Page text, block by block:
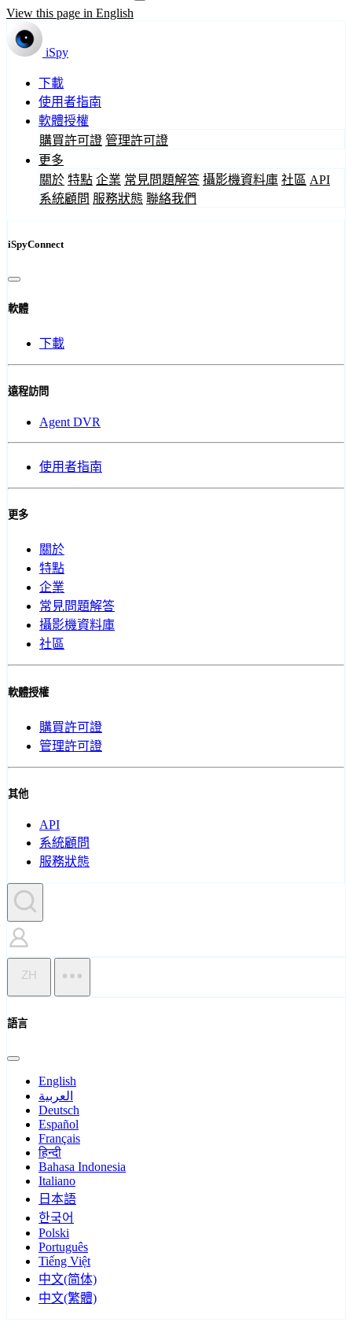
View this page in English
iSpy
下載
使用者指南
軟體授權
購買許可證 管理許可證
更多
關於 特點 企業 常見問題解答 攝影機資料庫 社區 API
系統顧問 服務狀態 聯絡我們
iSpyConnect
軟體
下載
遠程訪問
Agent DVR
使用者指南
更多
關於
特點
企業
常見問題解答
攝影機資料庫
社區
軟體授權
購買許可證
管理許可證
其他
API
系統顧問
服務狀態
ZH
語言
English
العربية
Deutsch
Español
Français
हिन्दी
Bahasa Indonesia
Italiano
日本語
한국어
Polski
Português
Tiếng Việt
中文(简体)
中文(繁體)